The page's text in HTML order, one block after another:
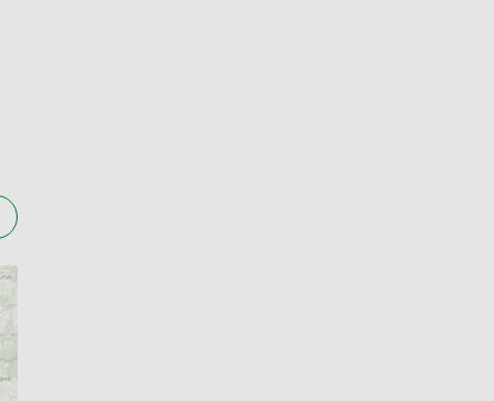
suplementów diety, kosmetyków,
oferujące bogatą bazę artykułów
leków oraz porady pomagające w
zarówno osobom z doświadczeniem w